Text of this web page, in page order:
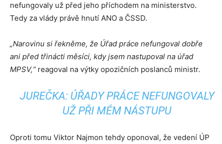
nefungovaly už před jeho příchodem na ministerstvo.
Tedy za vlády právě hnutí ANO a ČSSD.
„Narovinu si řekněme, že Úřad práce nefungoval dobře
ani před třinácti měsíci, kdy jsem nastupoval na úřad
MPSV,“ reagoval na výtky opozičních poslanců ministr.
JUREČKA: ÚŘADY PRÁCE NEFUNGOVALY
UŽ PŘI MÉM NÁSTUPU
Oproti tomu Viktor Najmon tehdy oponoval, že vedení ÚP